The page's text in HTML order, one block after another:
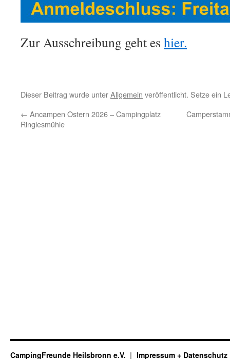
Zur Ausschreibung geht es hier.
Dieser Beitrag wurde unterAllgemein veröffentlicht. Setze ein
← Ancampen Ostern 2026 – Campingplatz
Ringlesmühle
CampingFreunde Heilsbronn e.V. Impressum + Datenschutz